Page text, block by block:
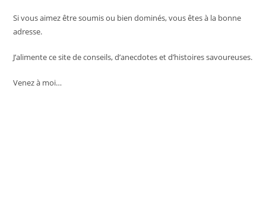
Si vous aimez être soumis ou bien dominés, vous êtes à la bonne
adresse.
J’alimente ce site de conseils, d’anecdotes et d’histoires savoureuses.
Venez à moi…